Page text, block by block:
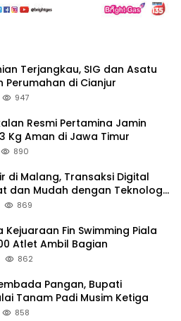
Terjangkau, SIG dan Asatu
Perumahan di Cianjur
947
Resmi Pertamina Jamin
Kg Aman di Jawa Timur
890
di Malang, Transaksi Digital
dan Mudah dengan Teknologi
869
Kejuaraan Fin Swimming Piala
Atlet Ambil Bagian
862
Pangan, Bupati
Tanam Padi Musim Ketiga
858